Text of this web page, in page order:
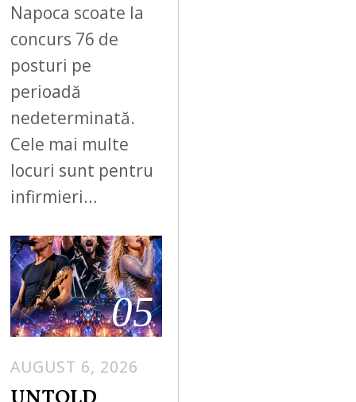
Napoca scoate la
concurs 76 de
posturi pe
perioadă
nedeterminată.
Cele mai multe
locuri sunt pentru
infirmieri…
05
AUGUST 6, 2026